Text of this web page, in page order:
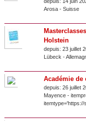
depuis: 14 juin
Arosa- Suisse
Holstein
depuis: 23 juillet
Lübeck -
Académie de
depuis: 26 juillet
Mayence-